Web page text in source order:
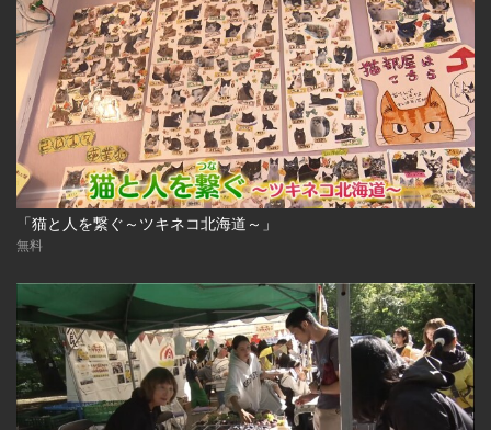
「猫と人を繋ぐ～ツキネコ北海道～」
無料